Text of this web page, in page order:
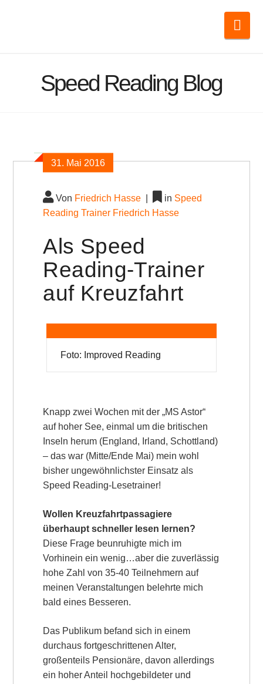
Speed Reading Blog
31. Mai 2016
Von Friedrich Hasse in Speed
Reading Trainer Friedrich Hasse
Als Speed
Reading-Trainer
auf Kreuzfahrt
Foto: Improved Reading
Knapp zwei Wochen mit der „MS Astor“
auf hoher See, einmal um die britischen
Inseln herum (England, Irland, Schottland)
– das war (Mitte/Ende Mai) mein wohl
bisher ungewöhnlichster Einsatz als
Speed Reading-Lesetrainer!
Wollen Kreuzfahrtpassagiere
überhaupt schneller lesen lernen?
Diese Frage beunruhigte mich im
Vorhinein ein wenig…aber die zuverlässig
hohe Zahl von 35-40 Teilnehmern auf
meinen Veranstaltungen belehrte mich
bald eines Besseren.
Das Publikum befand sich in einem
durchaus fortgeschrittenen Alter,
großenteils Pensionäre, davon allerdings
ein hoher Anteil hochgebildeter und